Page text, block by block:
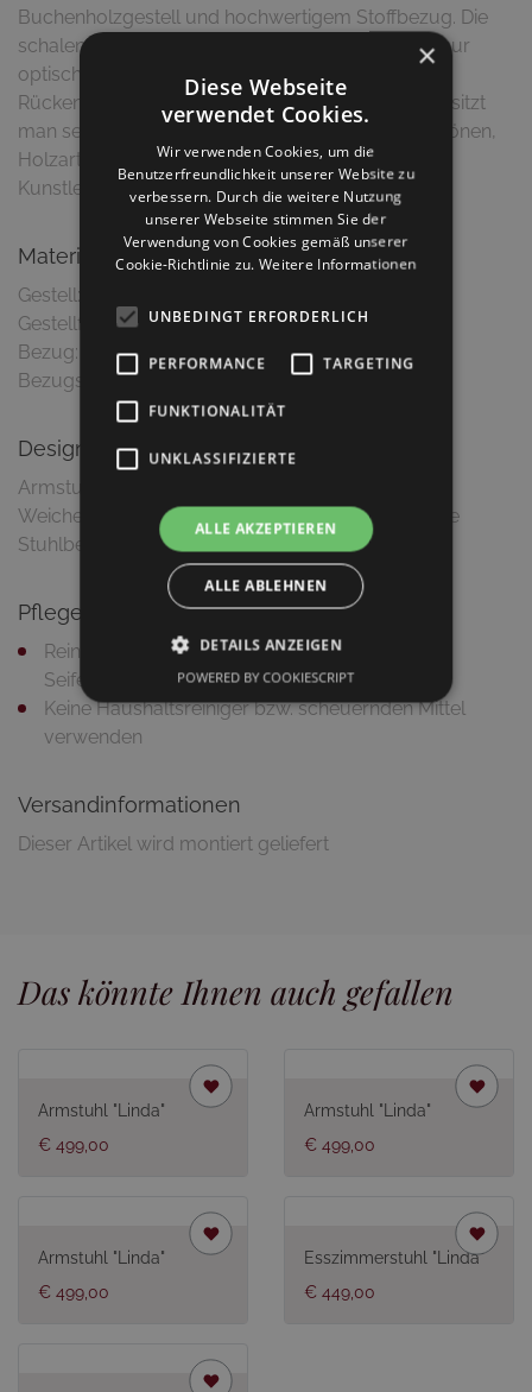
Buchenholzgestell und hochwertigem Stoffbezug. Die
schalenförmige Ausführung von "Linda" ist nicht nur
optisch ein Highlight. Durch die geschwungene
Rückenlehne und die hochwertige Sitzpolsterung sitzt
man sehr bequem. Dieser Artikel ist in vielen Beiztönen,
Holzarten, sowie Bezugsmaterialien (Echtleder,
Kunstleder, Stoff) erhältlich.
Material & Ausführung
Gestell: Buche massiv
Gestellfarbe: Schwarz gebeizt
Bezug: Samtstoff
Bezugsfarbe: Hellblau mit schwarzem Keder
Design
Armstuhl in eleganter Ausführung
Weiche Konturen und konisch zusammenlaufende
Stuhlbeine
Pflegetipps
Reinigung mit feuchtem Putztuch und milder
Seifenlauge
Keine Haushaltsreiniger bzw. scheuernden Mittel
verwenden
Versandinformationen
Dieser Artikel wird montiert geliefert
Das könnte Ihnen auch gefallen
Armstuhl "Linda"
€ 499,00
Armstuhl "Linda"
€ 499,00
Armstuhl "Linda"
€ 499,00
Esszimmerstuhl "Linda"
€ 449,00
×
Diese Webseite
verwendet Cookies.
Wir verwenden Cookies, um die
Benutzerfreundlichkeit unserer Website zu
verbessern. Durch die weitere Nutzung
unserer Webseite stimmen Sie der
Verwendung von Cookies gemäß unserer
Cookie-Richtlinie zu.Weitere Informationen
UNBEDINGT ERFORDERLICH
PERFORMANCE TARGETING
FUNKTIONALITÄT
UNKLASSIFIZIERTE
ALLE AKZEPTIEREN
ALLE ABLEHNEN
DETAILS ANZEIGEN
POWERED BY COOKIESCRIPT